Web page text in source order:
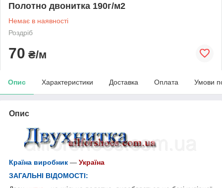
Полотно двонитка 190г/м2
Немає в наявності
Роздріб
70 ₴/м
Опис Характеристики Доставка Оплата Умови
Опис
Країна виробник — Україна
ЗАГАЛЬНІ ВІДОМОСТІ: